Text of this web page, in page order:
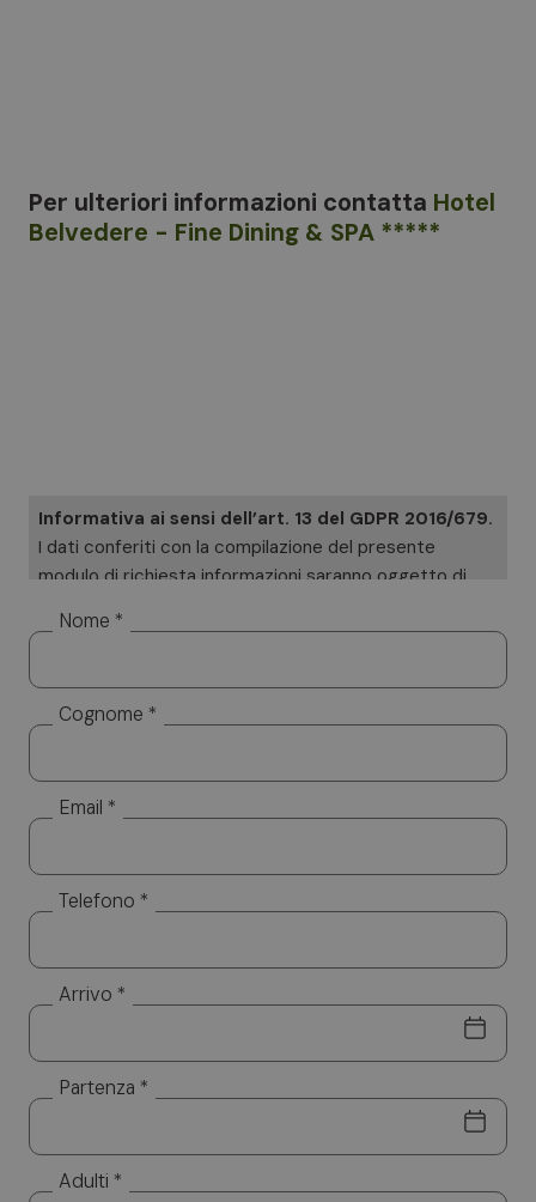
Per ulteriori informazioni contatta Hotel
Belvedere - Fine Dining & SPA *****
Informativa ai sensi dell’art. 13 del GDPR 2016/679.
I dati conferiti con la compilazione del presente
modulo di richiesta informazioni saranno oggetto di
saranno utilizzati esclusivamente per dare risposta
diffusi a soggetti terzi. Titolare del trattamento è
Altea Software SRL, cui potrà rivolgersi per l’esercizio
dati, d’integrazione, rettifica e cancellazione. Per la
visione dell’informativa completa si rimanda a:
Nome *
Cognome *
Email *
Telefono *
Arrivo *
Partenza *
Adulti *